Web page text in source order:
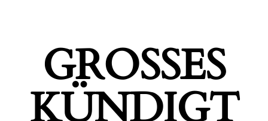
GROSSES K
ÜNDIGT S